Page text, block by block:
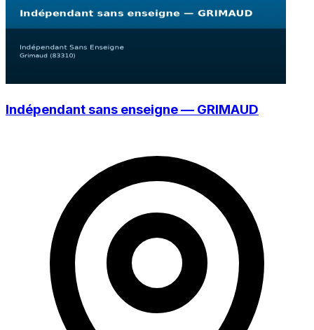
Indépendant sans enseigne — GRIMAUD